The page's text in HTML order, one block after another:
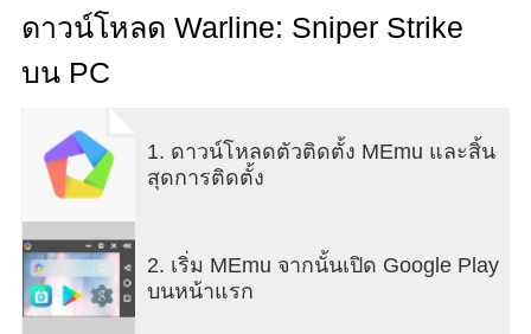
• การซุ่มยิงที่มีความเสี่ยงสูง: กำจัดเป้าหมายสำคัญเพื่อ
ทะลวงแนวป้องกันของศัตรู การยิงที่แม่นยำเพียงนัด
เดียวก็พลิกสถานการณ์ของสมรภูมิทั้งหมดได้
ควบคุมปืนกล เครื่องยิงจรวด แม้แต่รถถัง เพื่อบุกตะลุย
ไปสู่ชัยชนะ
• การยิงปืนที่สมจริง: การควบคุมที่ลื่นไหลและภาพส
โลว์โมชั่นขณะสังหารที่เร้าใจ สัมผัสถึงแรงถีบและแรง
ทวงคืนเมือง
• การต่อสู้ในเมือง: เข้าร่วมภารกิจยิงปืนสุดเข้มข้น
ดาวน์โหลด Warline: Sniper Strike
บน PC
1. ดาวน์โหลดตัวติดตั้ง MEmu และสิ้น
สุดการติดตั้ง
2. เริ่ม MEmu จากนั้นเปิด Google Play
บนหน้าแรก